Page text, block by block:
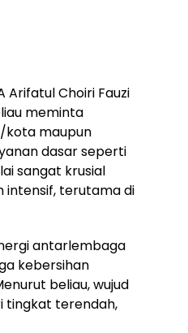
Arifatul Choiri Fauzi
meminta
kota maupun
dasar seperti
sangat krusial
intensif, terutama di
antarlembaga
kebersihan
beliau, wujud
tingkat terendah,